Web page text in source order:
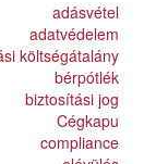
adásvétel
adatvédelem
költségátalány
bérpótlék
biztosítási jog
Cégkapu
compliance